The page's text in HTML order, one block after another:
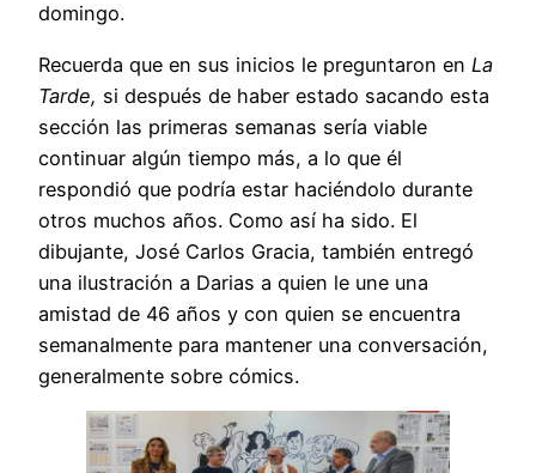
domingo.
Recuerda que en sus inicios le preguntaron en La
Tarde, si después de haber estado sacando esta
sección las primeras semanas sería viable
continuar algún tiempo más, a lo que él
respondió que podría estar haciéndolo durante
otros muchos años. Como así ha sido. El
dibujante, José Carlos Gracia, también entregó
una ilustración a Darias a quien le une una
amistad de 46 años y con quien se encuentra
semanalmente para mantener una conversación,
generalmente sobre cómics.